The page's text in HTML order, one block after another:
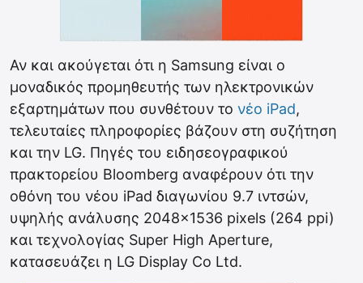
Αν και ακούγεται ότι η Samsung είναι ο
μοναδικός προμηθευτής των ηλεκτρονικών
εξαρτημάτων που συνθέτουν το νέο iPad,
τελευταίες πληροφορίες βάζουν στη συζήτηση
και την LG. Πηγές του ειδησεογραφικού
πρακτορείου Bloomberg αναφέρουν ότι την
οθόνη του νέου iPad διαγωνίου 9.7 ιντσών,
υψηλής ανάλυσης 2048×1536 pixels (264 ppi)
και τεχνολογίας Super High Aperture,
κατασευάζει η LG Display Co Ltd.